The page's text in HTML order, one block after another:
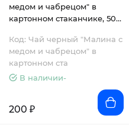
медом и чабрецом" в
картонном стаканчике, 50
Код: Чай черный "Малина с
медом и чабрецом" в
картонном ста
В наличии-
200 ₽